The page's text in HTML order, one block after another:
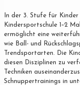
In der 3. Stufe für
Kindersportschule 1–2
ermöglicht eine
wie Ball- und
Trendsportarten. Die
diesen Disziplinen zu
Techniken
Schnuppertrainings in